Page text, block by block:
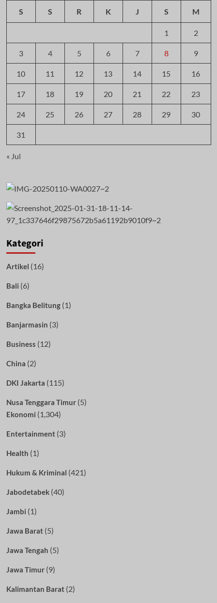
S S R K J S M
1 2
3 4 5 6 7 8 9
10 11 12 13 14 15 16
17 18 19 20 21 22 23
24 25 26 27 28 29 30
31
« Jul
Kategori
Artikel (16)
Bali (6)
Bangka Belitung(1)
Banjarmasin (3)
Business (12)
China (2)
DKI Jakarta (115)
Nusa Tenggara Timur(5)
Ekonomi (1,304)
Entertainment(3)
Health (1)
Hukum & Kriminal (421)
Jabodetabek(40)
Jambi (1)
Jawa Barat(5)
Jawa Tengah (5)
Jawa Timur(9)
Kalimantan Barat(2)